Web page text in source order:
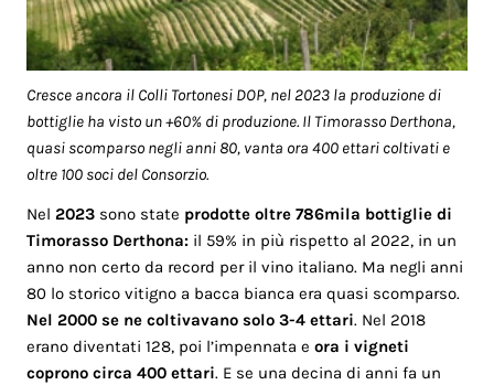
Cresce ancora il Colli Tortonesi DOP, nel 2023 la produzione di
bottiglie ha visto un +60% di produzione. Il Timorasso Derthona,
quasi scomparso negli anni 80, vanta ora 400 ettari coltivati e
oltre 100 soci del Consorzio.
Nel2023 sono state prodotte oltre 786mila bottiglie di
Timorasso Derthona: il 59% in più rispetto al 2022, in un
anno non certo da record per il vino italiano. Ma negli anni
80 lo storico vitigno a bacca bianca era quasi scomparso.
Nel 2000 se ne coltivavano solo 3-4 ettari. Nel 2018
erano diventati 128, poi l’impennata eora i vigneti
coprono circa 400 ettari. E se una decina di anni fa un